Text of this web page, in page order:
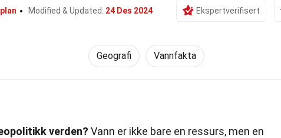
Modified & Updated: 24 Des 2024 Ekspertverifisert
Geografi Vannfakta
verden? Vann er ikke bare en ressurs, men en